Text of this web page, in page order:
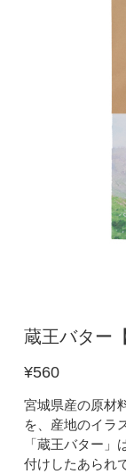
蔵王バター
¥560
宮城県産の原材
を、産地のイラ
「蔵王バター
付けしたあられ